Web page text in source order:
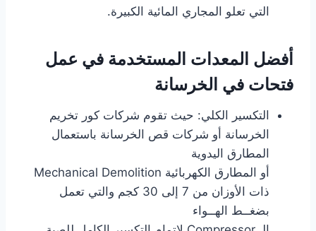
التي تعلو المجاري المائية الكبيرة.
أفضل المعدات المستخدمة في عمل
فتحات في الخرسانة
التكسير الكلي: حيث تقوم شركات كور تخريم
الخرسانة أو شركات قص الخرسانة باستعمال
المطارق اليدوية
أو المطارق الكهربائية Mechanical Demolition
ذات الأوزان من 7 إلى 30 كجم والتي تعمل
بضغــط الهــواء